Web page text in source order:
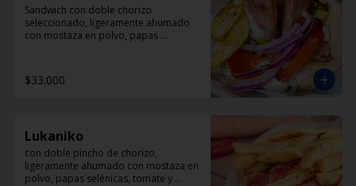
Sandwich con doble chorizo
seleccionado, ligeramente ahumado
con mostaza en polvo, papas
$33.000
Lukaniko
con doble pincho de chorizo,
ligeramente ahumado con mostaza en
polvo, papas selénicas, tomate y